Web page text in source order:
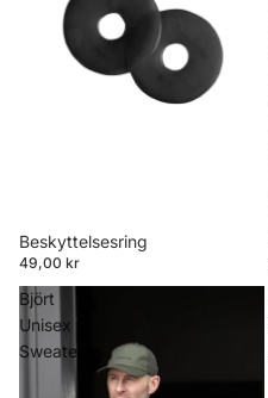
Beskyttelsesring
49,00 kr
Björt
Unisex
Sweater